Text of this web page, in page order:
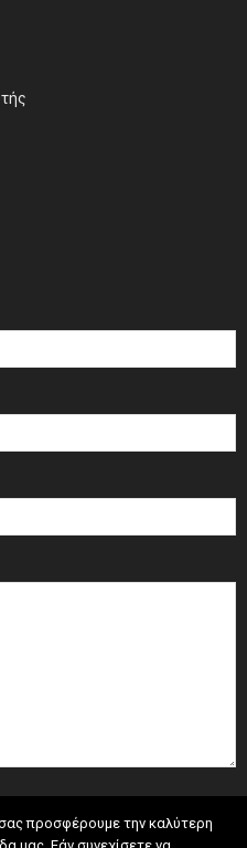
προσφέρουμε την καλύτερη